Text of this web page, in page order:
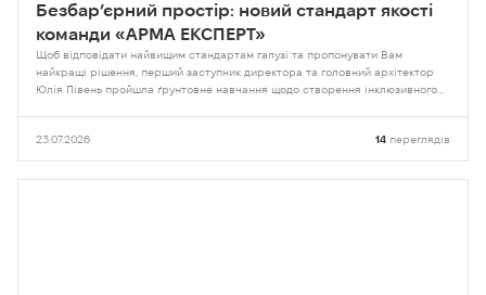
Безбар’єрний простір: новий стандарт якості
команди «АРМА ЕКСПЕРТ»
Щоб відповідати найвищим стандартам галузі та пропонувати Вам
найкращі рішення, перший заступник директора та головний архітектор
Юлія Півень пройшла ґрунтовне навчання щодо створення інклюзивного
23.07.2026 14 переглядів